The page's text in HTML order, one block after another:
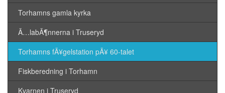
Torhamns gamla kyrka
Ã…labÃ¶nnerna i Truseryd
Torhamns fÃ¥gelstation pÃ¥ 60-talet
Fiskberedning i Torhamn
Kvarnen i Truseryd